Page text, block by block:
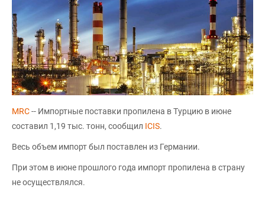
MRC-- Импортные поставки пропилена в Турцию в июне
составил 1,19 тыс. тонн, сообщил ICIS.
Весь объем импорт был поставлен из Германии.
При этом в июне прошлого года импорт пропилена в страну
не осуществлялся.